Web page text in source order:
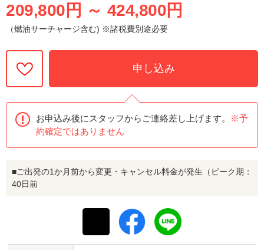
209,800円 ～ 424,800円
（燃油サーチャージ含む) ※諸税費別途必要
申し込み
お申込み後にスタッフからご連絡差し上げます。
※予
約確定ではありません
■ご出発の1か月前から変更・キャンセル料金が発生（ピーク期：
40日前